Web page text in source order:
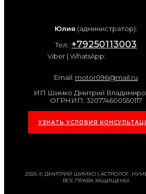
Юлия (администратор):
Тел.: +79250113003
Viber | WhatsApp:
Email: motor096@mail.ru
ИП Шимко Дмитрий
ОГРНИП: 320774600550117
УЗНАТЬ УСЛОВИЯ
2026 © ДМИТРИЙ ШИМКО | АСТРОЛОГ,
ВСЕ ПРАВА ЗАЩИЩЕНЫ